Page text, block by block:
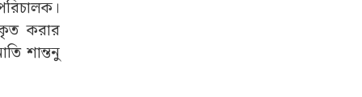
করার
শান্তনু